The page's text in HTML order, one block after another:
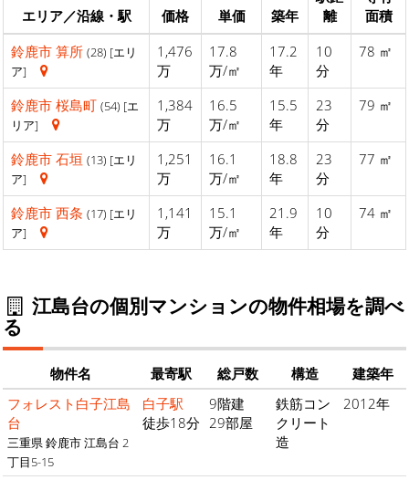
エリア／沿線・駅 価格 単価 築年
離
面積
鈴鹿市 算所 (28) [エリ
ア]
1,476
万
17.8
万/㎡
17.2
年
10
分
78 ㎡
鈴鹿市 桜島町 (54) [エ
リア]
1,384
万
16.5
万/㎡
15.5
年
23
分
79 ㎡
鈴鹿市 石垣 (13) [エリ
ア]
1,251
万
16.1
万/㎡
18.8
年
23
分
77 ㎡
鈴鹿市 西条 (17) [エリ
ア]
1,141
万
15.1
万/㎡
21.9
年
10
分
74 ㎡
江島台の個別マンションの物件相場を調べ
る
物件名 最寄駅 総戸数 構造
建築年
フォレスト白子江島
台
三重県 鈴鹿市 江島台 2
丁目5-15
白子駅
徒歩18分
9階建
29部屋
鉄筋コン
クリート
造
2012年